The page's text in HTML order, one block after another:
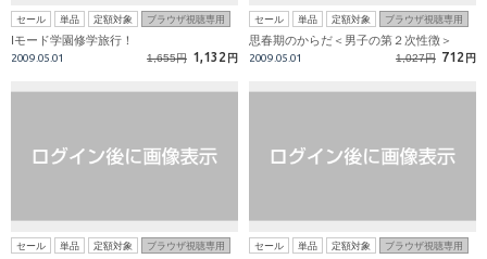
セール 単品 定額対象 ブラウザ視聴専用
Iモード学園修学旅行！
2009.05.01 1,655円 1,132 円
セール 単品 定額対象 ブラウザ視聴専用
思春期のからだ＜男子の第２次性徴＞
2009.05.01 1,027円 712 円
セール 単品 定額対象 ブラウザ視聴専用 セール 単品 定額対象 ブラウザ視聴専用